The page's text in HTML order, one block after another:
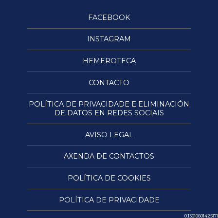
0.13610601425171
FACEBOOK
INSTAGRAM
HEMEROTECA
CONTACTO
POLÍTICA DE PRIVACIDADE E ELIMINACIÓN
DE DATOS EN REDES SOCIAIS
AVISO LEGAL
AXENDA DE CONTACTOS
POLÍTICA DE COOKIES
POLÍTICA DE PRIVACIDADE